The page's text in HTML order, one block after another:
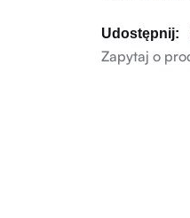
Udostępnij:
Zapytaj o